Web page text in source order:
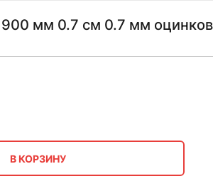
900 мм 0.7 см 0.7 мм
В КОРЗИНУ